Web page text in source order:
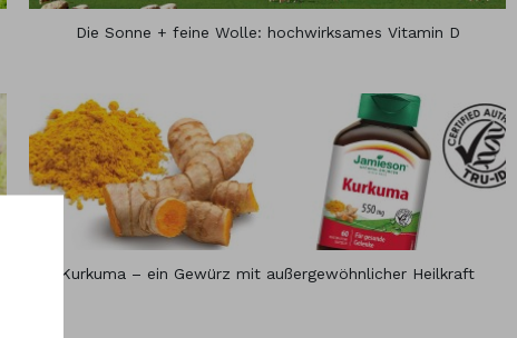
Die Sonne + feine Wolle: hochwirksames Vitamin D
Kurkuma – ein Gewürz mit außergewöhnlicher Heilkraft